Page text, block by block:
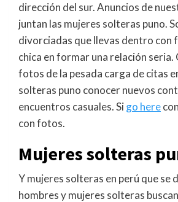
dirección del sur. Anuncios de
juntan las mujeres solteras puno.
divorciadas que llevas dentro con
chica en formar una relación seria.
fotos de la pesada carga de citas
solteras puno conocer nuevos
encuentros casuales. Sigo here
con fotos.
Mujeres solteras
Y mujeres solteras en perú que se
hombres y mujeres solteras